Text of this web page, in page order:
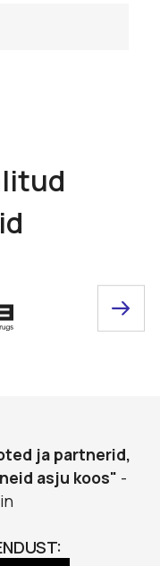
ja partnerid,
asju koos" -